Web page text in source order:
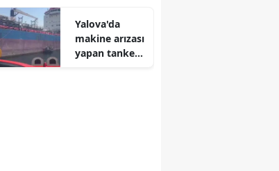
Yalova'da
makine arızası
yapan tanker